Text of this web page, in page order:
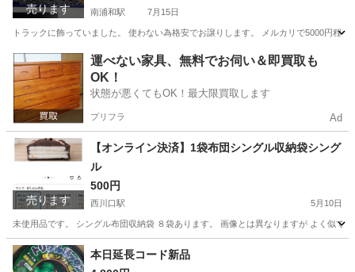
売ります 南浦和駅 7月15日
トラックに飾っていました。 使わない為格安でお譲りします。 メルカリで5000円程で
埼玉 さいたま市 南浦和駅 その他 トラック
運べない家具、無料でお伺い＆即買取も
OK！
状態が悪くてもOK！最大限買取します
プリフラ Ad
売ります
【オンライン決済】1袋布団シングル収納袋シング
ル
500円
西川口駅 5月10日
未使用品です。 シングル布団収納袋 ８袋あります。 画像とは異なりますが よく似て
埼玉 川口市 西川口駅 その他
本日延長コード新品